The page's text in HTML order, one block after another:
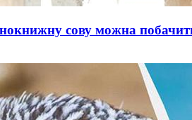
сову можна